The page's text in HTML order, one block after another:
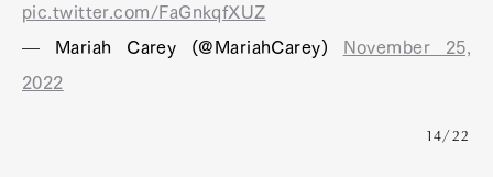
pic.twitter.com/FaGnkqfXUZ
— Mariah Carey (@MariahCarey)
November 25,
2022
14/22